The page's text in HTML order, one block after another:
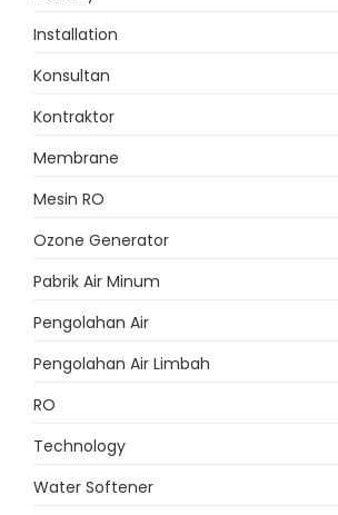
Installation
Konsultan
Kontraktor
Membrane
Mesin RO
Ozone Generator
Pabrik Air Minum
Pengolahan Air
Pengolahan Air Limbah
RO
Technology
Water Softener